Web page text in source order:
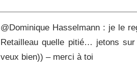
@Dominique Hasselmann : je le
Retailleau quelle pitié… jetons
veux bien)) – merci à toi